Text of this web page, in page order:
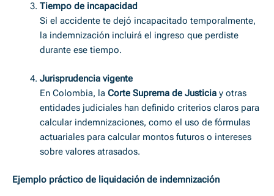
Tiempo de incapacidad
Si el accidente te dejó incapacitado temporalmente,
la indemnización incluirá el ingreso que perdiste
durante ese tiempo.
Jurisprudencia vigente
En Colombia, la Corte Suprema de Justicia y otras
entidades judiciales han definido criterios claros para
calcular indemnizaciones, como el uso de fórmulas
actuariales para calcular montos futuros o intereses
sobre valores atrasados.
Ejemplo práctico de liquidación de indemnización